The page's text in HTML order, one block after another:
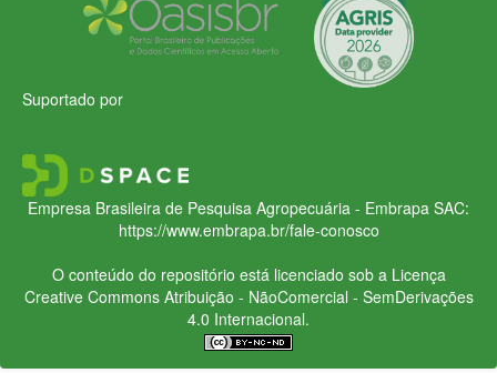
Suportado por
Empresa Brasileira de Pesquisa Agropecuária - Embrapa SAC:
https://www.embrapa.br/fale-conosco
O conteúdo do repositório está licenciado sob a Licença
Creative CommonsAtribuição - NãoComercial - SemDerivações
4.0 Internacional.